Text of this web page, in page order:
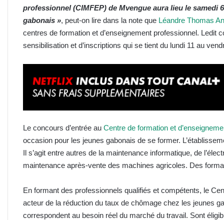
professionnel (CIMFEP) de Mvengue aura lieu le samedi
gabonais », peut-on lire dans la note que Léandre Thomas
centres de formation et d’enseignement professionnel. Ledit
sensibilisation et d’inscriptions qui se tient du lundi 11 au
Le concours d’entrée au Centre de formation et
occasion pour les jeunes gabonais de se former.
Il s’agit entre autres de la maintenance informatique, de
maintenance après-vente des machines agricoles. Des
En formant des professionnels qualifiés et compétents, le
acteur de la réduction du taux de chômage chez les jeunes
correspondent au besoin réel du marché du travail. Sont